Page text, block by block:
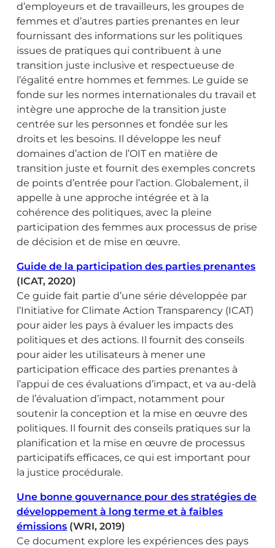
d’employeurs et de travailleurs, les groupes de
femmes et d’autres parties prenantes en leur
fournissant des informations sur les politiques
issues de pratiques qui contribuent à une
transition juste inclusive et respectueuse de
l’égalité entre hommes et femmes. Le guide se
fonde sur les normes internationales du travail et
intègre une approche de la transition juste
centrée sur les personnes et fondée sur les
droits et les besoins. Il développe les neuf
domaines d’action de l’OIT en matière de
transition juste et fournit des exemples concrets
de points d’entrée pour l’action. Globalement, il
appelle à une approche intégrée et à la
cohérence des politiques, avec la pleine
participation des femmes aux processus de prise
de décision et de mise en œuvre.
Guide de la participation des parties prenantes
(ICAT, 2020)
Ce guide fait partie d’une série développée par
l’Initiative for Climate Action Transparency (ICAT)
pour aider les pays à évaluer les impacts des
politiques et des actions. Il fournit des conseils
pour aider les utilisateurs à mener une
participation efficace des parties prenantes à
l’appui de ces évaluations d’impact, et va au-delà
de l’évaluation d’impact, notamment pour
soutenir la conception et la mise en œuvre des
politiques. Il fournit des conseils pratiques sur la
planification et la mise en œuvre de processus
participatifs efficaces, ce qui est important pour
la justice procédurale.
Une bonne gouvernance pour des stratégies de
développement à long terme et à faibles
émissions (WRI, 2019)
Ce document explore les expériences des pays